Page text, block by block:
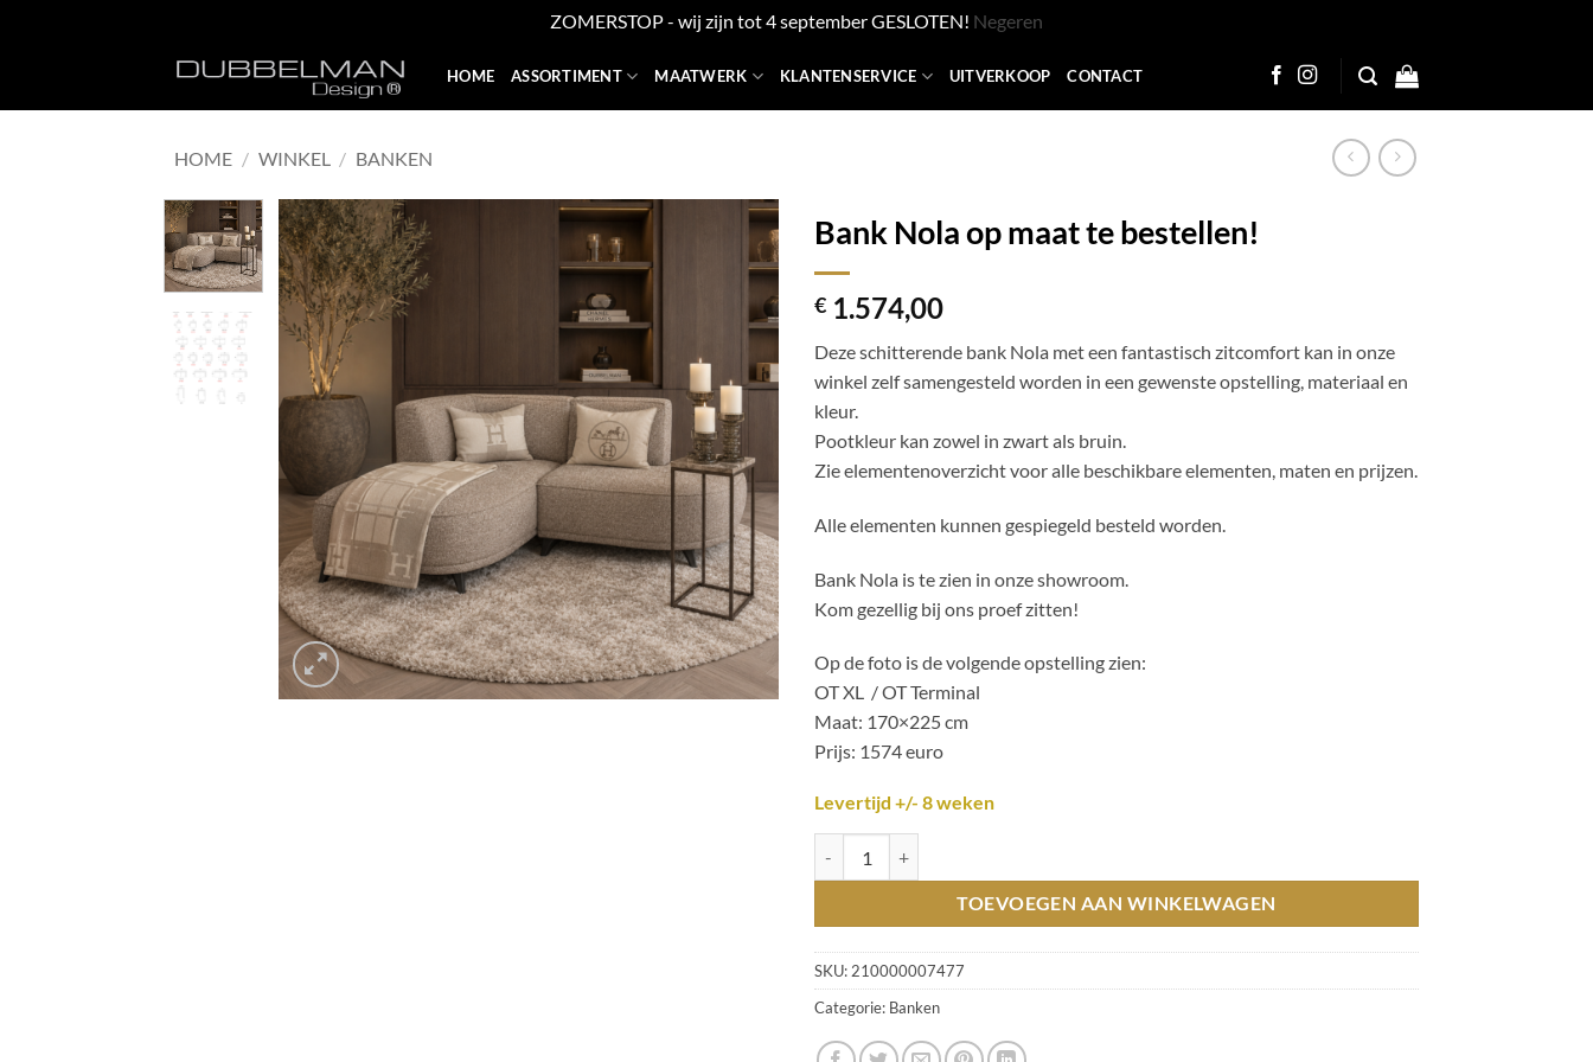
ZOMERSTOP - wij zijn tot 4 september GESLOTEN! Negeren
content
HOME ASSORTIMENT MAATWERK KLANTENSERVICE UITVERKOOP CONTACT
HOME / WINKEL / BANKEN
Bank Nola op maat te bestellen!
€ 1.574,00
Deze schitterende bank Nola met een fantastisch zitcomfort kan in onze
winkel zelf samengesteld worden in een gewenste opstelling, materiaal en
kleur.
Pootkleur kan zowel in zwart als bruin.
Zie elementenoverzicht voor alle beschikbare elementen, maten en prijzen.
Alle elementen kunnen gespiegeld besteld worden.
Bank Nola is te zien in onze showroom.
Kom gezellig bij ons proef zitten!
Op de foto is de volgende opstelling zien:
OT XL / OT Terminal
Maat: 170×225 cm
Prijs: 1574 euro
Levertijd +/- 8 weken
TOEVOEGEN AAN WINKELWAGEN
SKU: 210000007477
Categorie: Banken